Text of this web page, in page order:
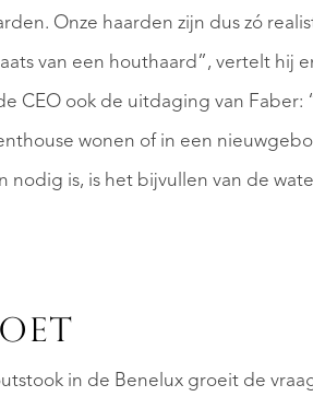
Onze haarden zijn dus zó
van een houthaard”, vertelt hij
CEO ook de uitdaging van Faber:
wonen of in een
is, is het bijvullen van de
in de Benelux groeit de
AANBOD